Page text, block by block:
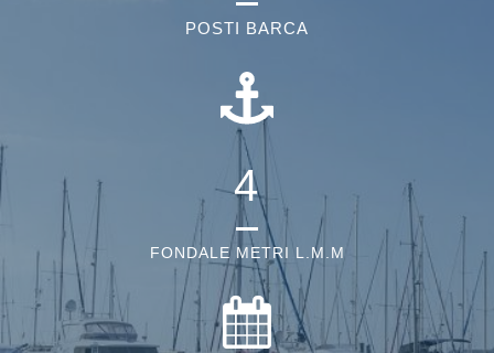
POSTI BARCA
4
FONDALE METRI L.M.M